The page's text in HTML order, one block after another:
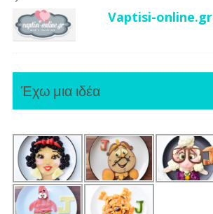
Vaptisi-online.gr
Έχω μια ιδέα